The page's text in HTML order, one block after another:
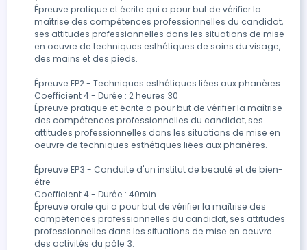
Épreuve pratique et écrite qui a pour but de vérifier la
maîtrise des compétences professionnelles du candidat,
ses attitudes professionnelles dans les situations de mise
en oeuvre de techniques esthétiques de soins du visage,
des mains et des pieds.
Épreuve EP2 - Techniques esthétiques liées aux phanères
Coefficient 4 - Durée : 2 heures 30
Épreuve pratique et écrite a pour but de vérifier la maîtrise
des compétences professionnelles du candidat, ses
attitudes professionnelles dans les situations de mise en
oeuvre de techniques esthétiques liées aux phanères.
Épreuve EP3 - Conduite d'un institut de beauté et de bien-
être
Coefficient 4 - Durée : 40min
Épreuve orale qui a pour but de vérifier la maîtrise des
compétences professionnelles du candidat, ses attitudes
professionnelles dans les situations de mise en oeuvre
des activités du pôle 3.